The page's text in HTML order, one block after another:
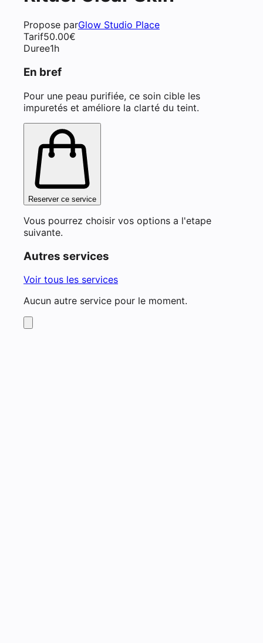
Propose parGlow Studio Place
Tarif50.00€
Duree1h
En bref
Pour une peau purifiée, ce soin cible les
impuretés et améliore la clarté du teint.
Reserver ce service
Vous pourrez choisir vos options a l'etape
suivante.
Autres services
Voir tous les services
Aucun autre service pour le moment.